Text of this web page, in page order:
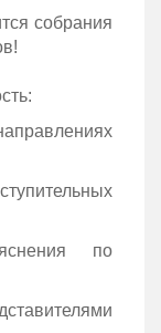
собрания
по